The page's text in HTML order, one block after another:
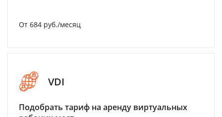
От 684 руб./месяц
VDI
Подобрать тариф на аренду виртуальных